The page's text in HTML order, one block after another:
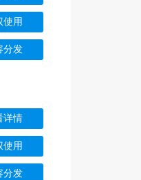
使用
分发
详情
使用
分发